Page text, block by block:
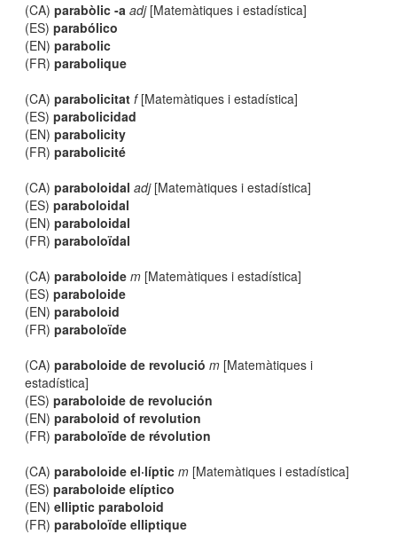
(CA)parabòlic -a adj[Matemàtiques i estadística]
(ES)parabólico
(EN)parabolic
(FR)parabolique
(CA)parabolicitat f[Matemàtiques i estadística]
(ES)parabolicidad
(EN)parabolicity
(FR)parabolicité
(CA)paraboloidal adj[Matemàtiques i estadística]
(ES)paraboloidal
(EN)paraboloidal
(FR)paraboloïdal
(CA)paraboloide m [Matemàtiques i estadística]
(ES)paraboloide
(EN)paraboloid
(FR)paraboloïde
(CA)paraboloide de revolució m [Matemàtiques i
estadística]
(ES)paraboloide de revolución
(EN)paraboloid of revolution
(FR)paraboloïde de révolution
(CA)paraboloide el·líptic m [Matemàtiques i estadística]
(ES)paraboloide elíptico
(EN)elliptic paraboloid
(FR)paraboloïde elliptique